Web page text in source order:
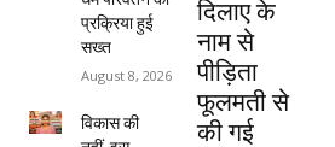
प्रक्रिया हुई
सख्त
August 8, 2026
विकास की
दिलाए के
नाम से
पीड़िता
फूलमती से
की गई